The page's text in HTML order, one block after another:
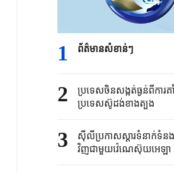
1 ព័ត៌មានសំខាន់ៗ
2
ប្រទេសចិនសង្កត់ធ្ងន់ពីការគាំ
ប្រទេសស៊ូដង់ខាងត្បូង
3
ស៊ីលីប្រកាសស្ដារទំនាក់ទំ
វិញជាមួយវ៉េណេស៊ុយអេឡា